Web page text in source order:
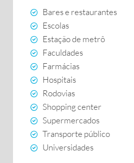
Bares e restaurantes
Escolas
Estação de metrô
Faculdades
Farmácias
Hospitais
Rodovias
Shopping center
Supermercados
Transporte público
Universidades